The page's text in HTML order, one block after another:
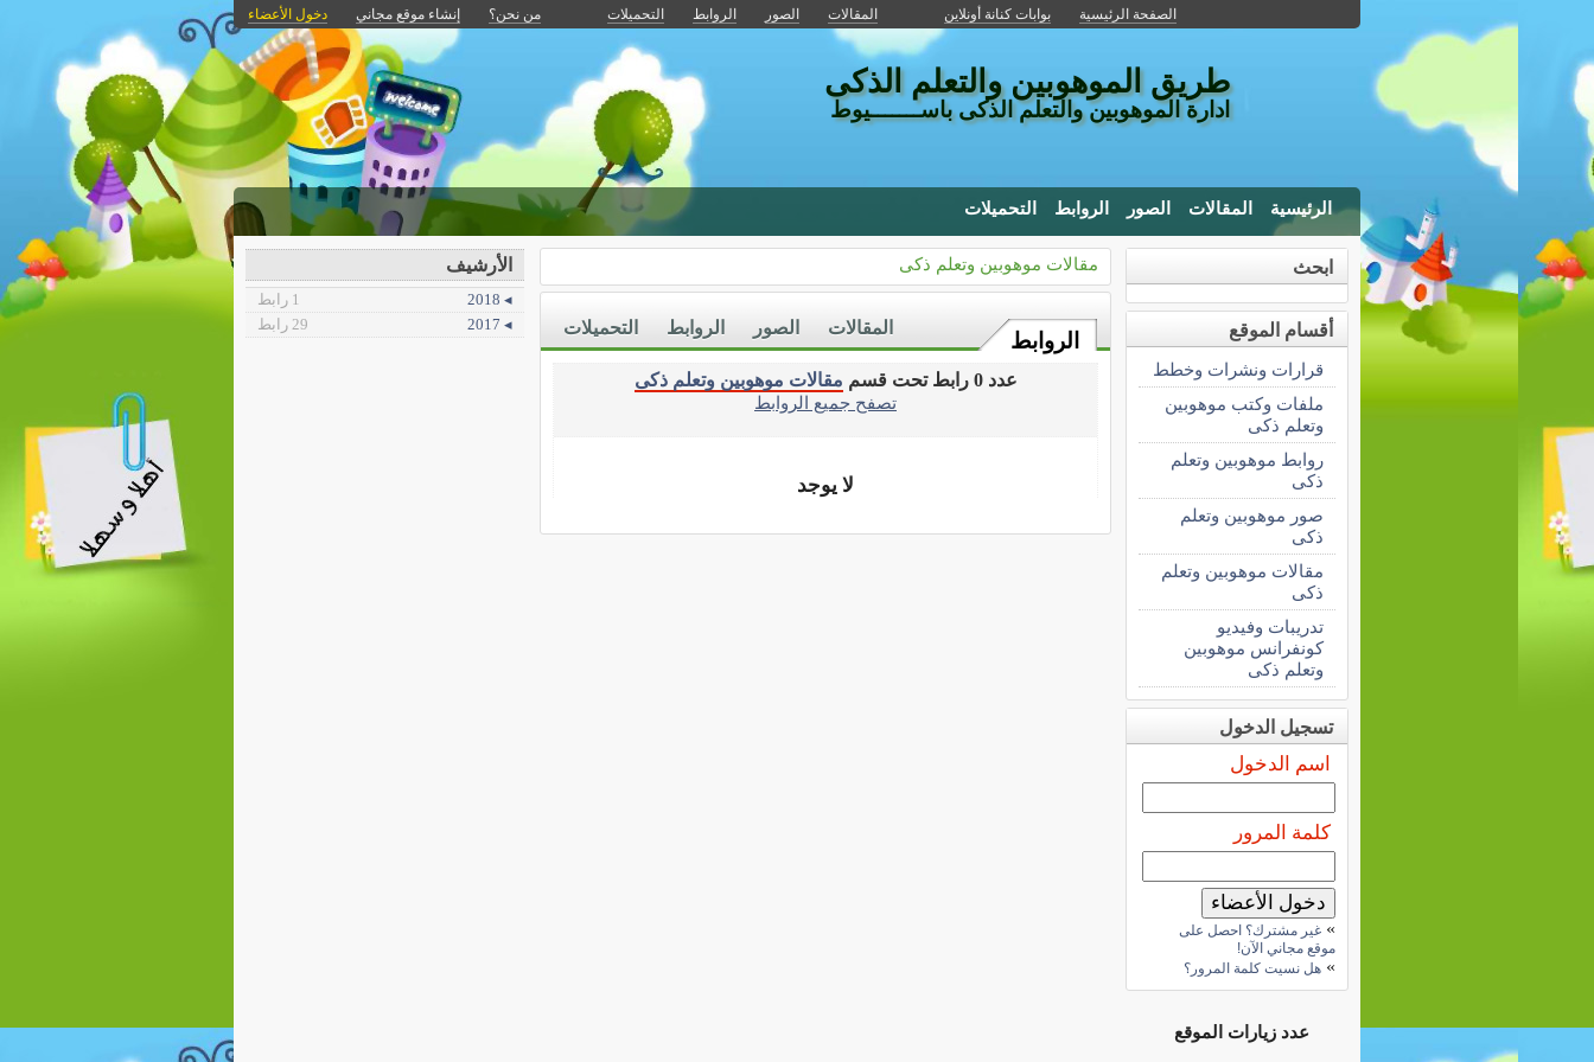
الصفحة الرئيسية بوابات كنانة أونلاين المقالات الصور الروابط التحميلات من نحن؟ إنشاء موقع مجاني دخول الأعضاء
طريق الموهوبين والتعلم الذكى
ادارة الموهوبين والتعلم الذكى باســـــــيوط
الرئيسية المقالات الصور الروابط التحميلات
مقالات موهوبين وتعلم ذكى
الروابط
التحميلات الروابط الصور المقالات
عدد 0 رابط تحت قسم
مقالات موهوبين وتعلم ذكى
تصفح جميع الروابط
لا يوجد
ابحث
أقسام الموقع
قرارات ونشرات وخطط
ملفات وكتب موهوبين
وتعلم ذكى
روابط موهوبين وتعلم
ذكى
صور موهوبين وتعلم
ذكى
مقالات موهوبين وتعلم
ذكى
تدريبات وفيديو
كونفرانس موهوبين
وتعلم ذكى
تسجيل الدخول
اسم الدخول
كلمة المرور
» غير مشترك؟ احصل على
موقع مجاني الآن!
» هل نسيت كلمة المرور؟
عدد زيارات الموقع
الأرشيف
◂ 2018
1 رابط
◂ 2017
29 رابط